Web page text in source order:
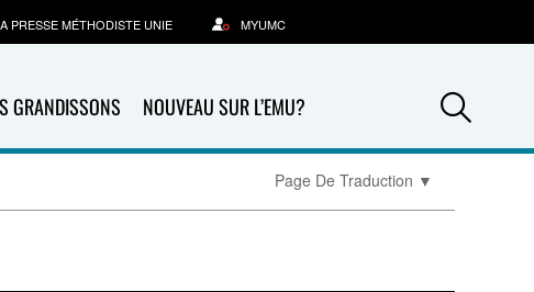
GRANDISSONS NOUVEAU SUR L’EMU?
PRESSE MÉTHODISTE UNIE MYUMC
Page De Traduction ▼